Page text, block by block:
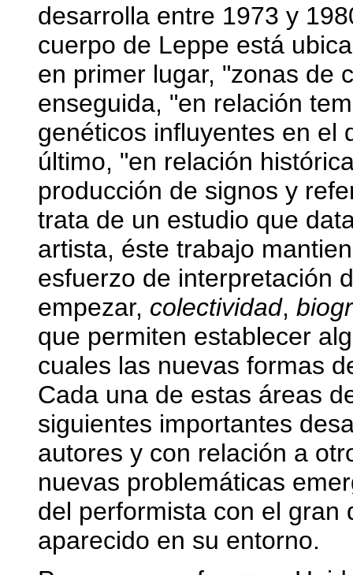
desarrolla entre 1973 y
cuerpo de Leppe está
en primer lugar, "zonas de
enseguida, "en relación
genéticos influyentes en el
último, "en relación
producción de signos y
trata de un estudio que
artista, éste trabajo
esfuerzo de interpretación
empezar, colectividad,
que permiten establecer
cuales las nuevas formas
Cada una de estas áreas
siguientes importantes
autores y con relación a
nuevas problemáticas
del performista con el gran
aparecido en su entorno.